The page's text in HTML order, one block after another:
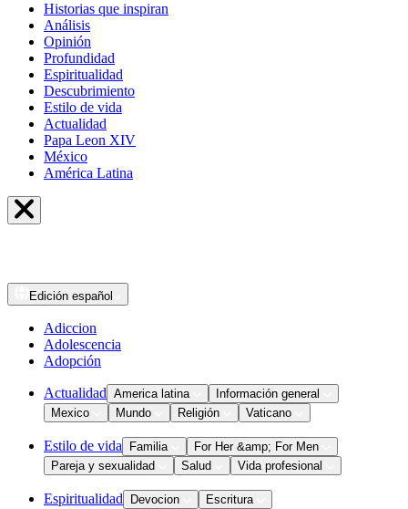
Historias que inspiran
Análisis
Opinión
Profundidad
Espiritualidad
Descubrimiento
Estilo de vida
Actualidad
Papa Leon XIV
México
América Latina
Edición español
Adiccion
Adolescencia
Adopción
Actualidad America latina
Información general
Mexico
Mundo Religión Vaticano
Estilo de vida Familia
For Her &amp; For Men
Pareja y sexualidad
Salud Vida profesional
Espiritualidad Devocion
Escritura